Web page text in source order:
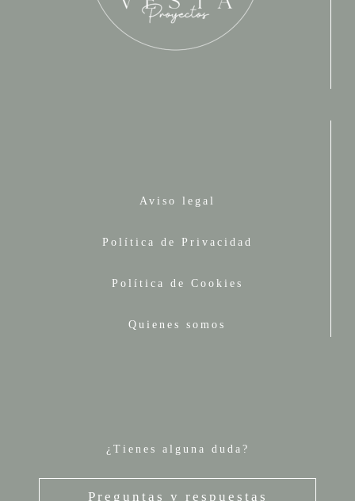
Aviso legal
Política de Privacidad
Política de Cookies
Quienes somos
¿Tienes alguna duda?
Preguntas y respuestas